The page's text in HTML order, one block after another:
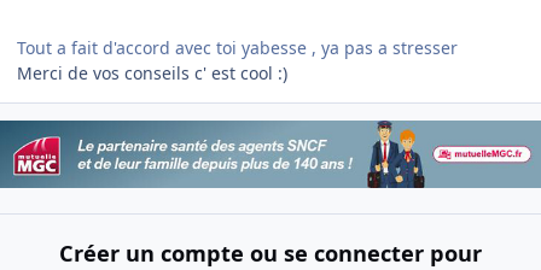
Tout a fait d'accord avec toi yabesse , ya pas a stresser
Merci de vos conseils c' est cool :)
Créer un compte ou se connecter pour